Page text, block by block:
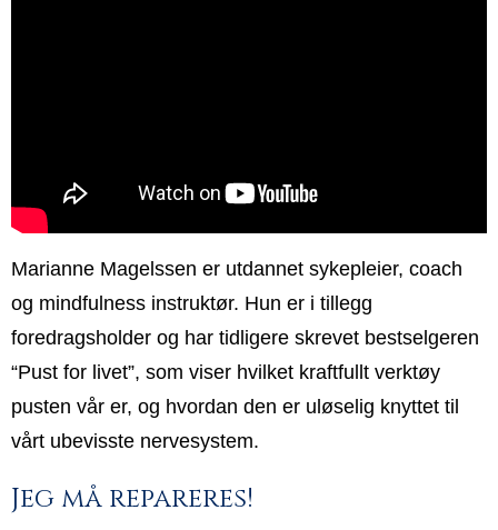
Marianne Magelssen er utdannet sykepleier, coach
og mindfulness instruktør. Hun er i tillegg
foredragsholder og har tidligere skrevet bestselgeren
“Pust for livet”, som viser hvilket kraftfullt verktøy
pusten vår er, og hvordan den er uløselig knyttet til
vårt ubevisste nervesystem.
Jeg må repareres!